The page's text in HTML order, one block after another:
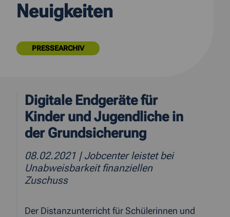
Neuigkeiten
PRESSEARCHIV
Digitale Endgeräte für
Kinder und Jugendliche in
der Grundsicherung
08.02.2021 | Jobcenter leistet bei
Unabweisbarkeit finanziellen
Zuschuss
Der Distanzunterricht für Schülerinnen und